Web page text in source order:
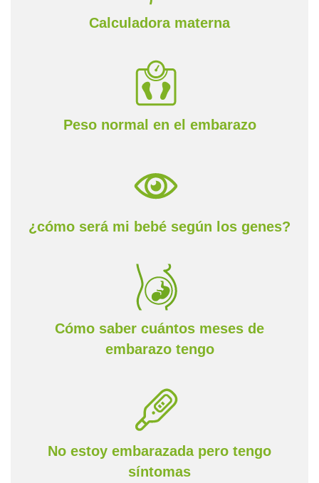
Calculadora materna
Peso normal en el embarazo
¿cómo será mi bebé según los genes?
Cómo saber cuántos meses de
embarazo tengo
No estoy embarazada pero tengo
síntomas